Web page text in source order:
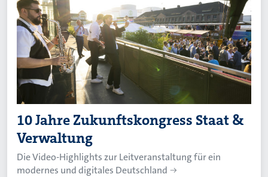
10 Jahre Zukunftskongress Staat &
Verwaltung
Die Video-Highlights zur Leitveranstaltung für ein
modernes und digitales Deutschland